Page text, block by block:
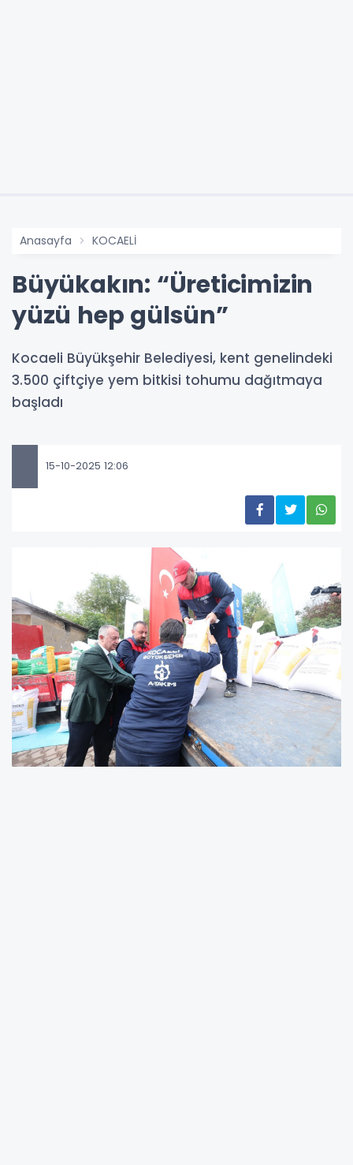
Anasayfa KOCAELİ
Büyükakın: “Üreticimizin
yüzü hep gülsün”
Kocaeli Büyükşehir Belediyesi, kent genelindeki
3.500 çiftçiye yem bitkisi tohumu dağıtmaya
başladı
15-10-2025 12:06